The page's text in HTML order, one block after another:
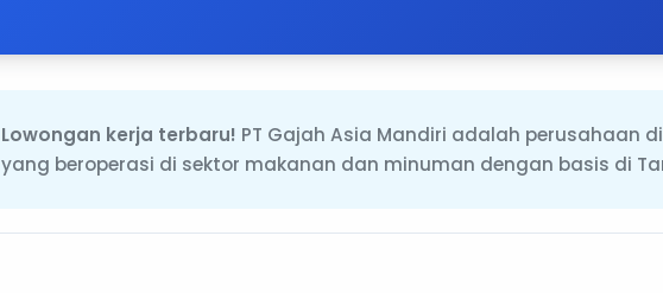
Lowongan kerja terbaru! PT Gajah Asia Mandiri adalah perusahaan
yang beroperasi di sektor makanan dan minuman dengan basis di